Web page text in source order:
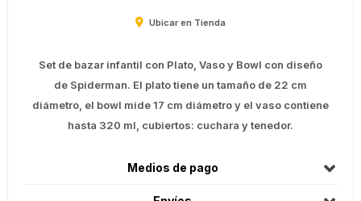
Ubicar en Tienda
Set de bazar infantil con Plato, Vaso y Bowl con diseño
de Spiderman. El plato tiene un tamaño de 22 cm
diámetro, el bowl mide 17 cm diámetro y el vaso contiene
hasta 320 ml, cubiertos: cuchara y tenedor.
Medios de pago